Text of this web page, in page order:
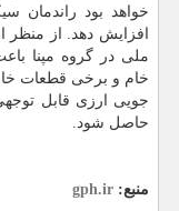
افزایش دهد. از
ملی در گروه مپنا
خام و برخی قطعات
جویی ارزی قابل
حاصل شود.
منبع: gph.ir